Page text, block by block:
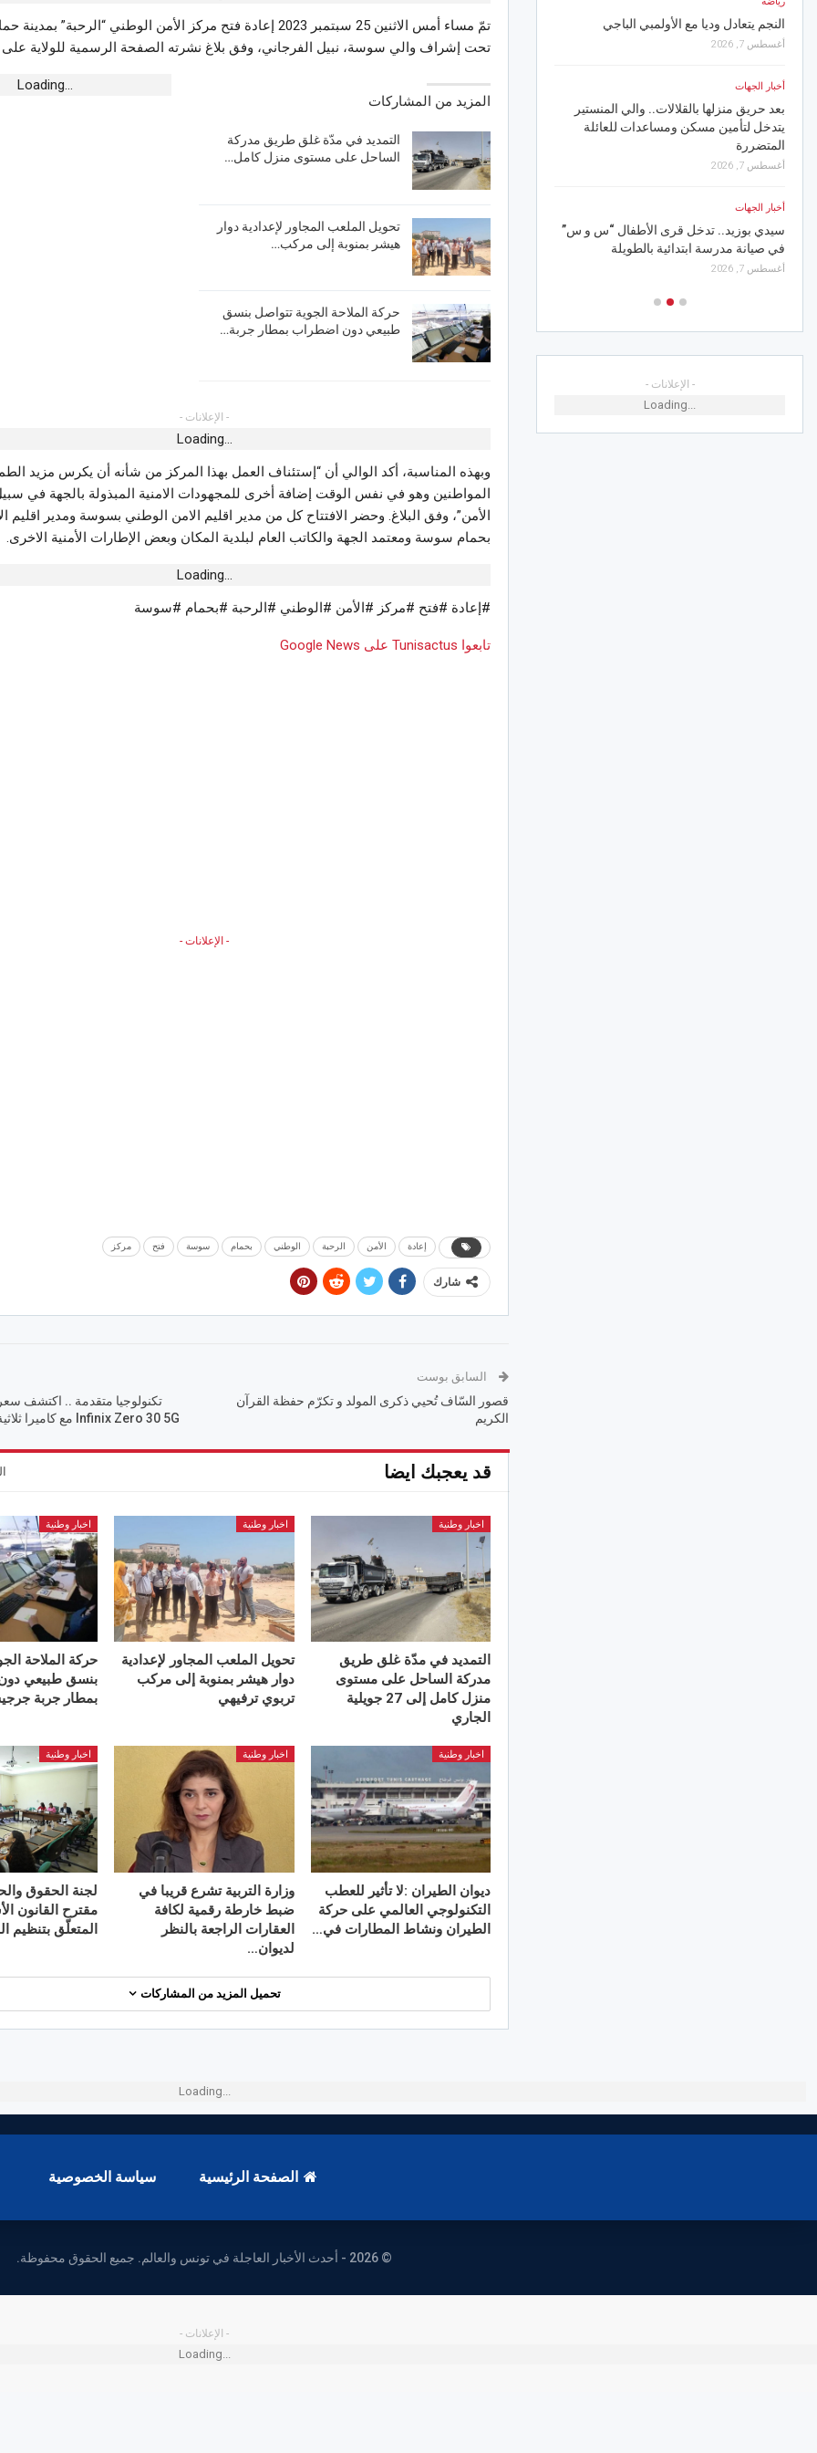
تمّ مساء أمس الاثنين 25 سبتمبر 2023 إعادة فتح مركز الأمن الوطني “الرحبة”
تحت إشراف والي سوسة، نبيل الفرجاني، وفق بلاغ نشرته الصفحة الرسمية للولاية
المزيد من المشاركات
التمديد في مدّة غلق طريق مدركة
الساحل على مستوى منزل كامل…
تحويل الملعب المجاور لإعدادية دوار
هيشر بمنوبة إلى مركب…
حركة الملاحة الجوية تتواصل بنسق
طبيعي دون اضطراب بمطار جربة…
Loading...
- الإعلانات -
Loading...
وبهذه المناسبة، أكد الوالي أن “إستئناف العمل بهذا المركز من شأنه أن يكرس مزيد
المواطنين وهو في نفس الوقت إضافة أخرى للمجهودات الامنية المبذولة بالجهة في
الأمن”، وفق البلاغ. وحضر الافتتاح كل من مدير اقليم الامن الوطني بسوسة ومدير اقليم
بحمام سوسة ومعتمد الجهة والكاتب العام لبلدية المكان وبعض الإطارات الأمنية الاخرى.
Loading...
#إعادة #فتح #مركز #الأمن #الوطني #الرحبة #بحمام #سوسة
تابعوا Tunisactus على Google News
- الإعلانات -
إعادة الأمن الرحبة الوطني بحمام سوسة فتح مركز
شارك
السابق بوست
قصور السّاف تُحيي ذكرى المولد و تكرّم حفظة القرآن
الكريم
تكنولوجيا متقدمة .. اكتشف
Infinix Zero 30 5G مع كاميرا ثلاثية تحقق صوراً مذهلة
قد يعجبك ايضا
اخبار وطنية
التمديد في مدّة غلق طريق
مدركة الساحل على مستوى
منزل كامل إلى 27 جويلية
الجاري
اخبار وطنية
تحويل الملعب المجاور لإعدادية
دوار هيشر بمنوبة إلى مركب
تربوي ترفيهي
اخبار وطنية
حركة الملاحة
بنسق طبيعي
بمطار جربة
اخبار وطنية
ديوان الطيران :لا تأثير للعطب
التكنولوجي العالمي على حركة
الطيران ونشاط المطارات في…
اخبار وطنية
وزارة التربية تشرع قريبا في
ضبط خارطة رقمية لكافة
العقارات الراجعة بالنظر
لديوان…
اخبار وطنية
لجنة الحقوق
مقترح القانون
المتعلّق بتنظيم
تحميل المزيد من المشاركات
للمهرجان الصيفي بوادي الليل
جندوبة.. يسرا محنوش في سهرة اختتام
مهرجان بلاريجيا الدولي
أغسطس 7, 2026
رياضة
سيديكي سادس انتدابات “الهمهاما” الصيفية
أغسطس 7, 2026
أخبار الجهات
صفاقس/العامرة.. مهرجان سيدي مخلوف
قرقنة.. 990 ألف دينار لدعم ثلاثة مشاريع في
إطار دعم البلديات السياحية
مستقبل سليمان يتربّص في عين دراهم
- الإعلانات -
Loading...
Loading...
الصفحة الرئيسية سياسة الخصوصية
© 2026 - أحدث الأخبار العاجلة في تونس والعالم. جميع الحقوق محفوظة.
- الإعلانات -
Loading...